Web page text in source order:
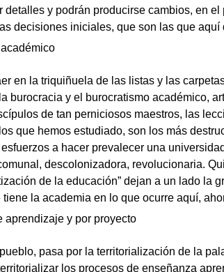
detalles y podrán producirse cambios, en el
decisiones iniciales, que son las que aquí
en la triquiñuela de las listas y las
burocracia y el burocratismo académico,
de tan perniciosos maestros, las
que hemos estudiado, son los más
a hacer prevalecer una
descolonizadora, revolucionaria.
de la educación” dejan a un lado la
la academia en lo que ocurre aquí,
aprendizaje y por proyecto
pasa por la territorialización de la
los procesos de enseñanza